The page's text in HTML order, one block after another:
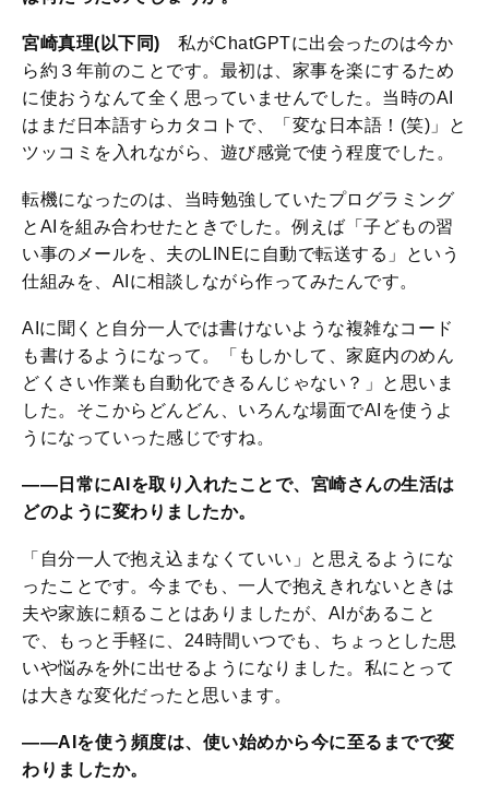
宮崎真理(以下同) 私がChatGPTに出会ったのは今か
ら約３年前のことです。最初は、家事を楽にするため
に使おうなんて全く思っていませんでした。当時のAI
はまだ日本語すらカタコトで、「変な日本語！(笑)」と
ツッコミを入れながら、遊び感覚で使う程度でした。
転機になったのは、当時勉強していたプログラミング
とAIを組み合わせたときでした。例えば「子どもの習
い事のメールを、夫のLINEに自動で転送する」という
仕組みを、AIに相談しながら作ってみたんです。
AIに聞くと自分一人では書けないような複雑なコード
も書けるようになって。「もしかして、家庭内のめん
どくさい作業も自動化できるんじゃない？」と思いま
した。そこからどんどん、いろんな場面でAIを使うよ
うになっていった感じですね。
――日常にAIを取り入れたことで、宮崎さんの生活は
どのように変わりましたか。
「自分一人で抱え込まなくていい」と思えるようにな
ったことです。今までも、一人で抱えきれないときは
夫や家族に頼ることはありましたが、AIがあること
で、もっと手軽に、24時間いつでも、ちょっとした思
いや悩みを外に出せるようになりました。私にとって
は大きな変化だったと思います。
――AIを使う頻度は、使い始めから今に至るまでで変
わりましたか。